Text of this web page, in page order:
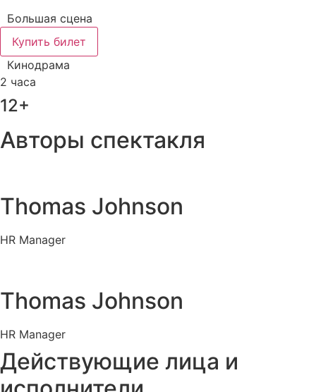
Большая сцена
Купить билет
Кинодрама
2 часа
12+
Авторы спектакля
Thomas Johnson
HR Manager
Thomas Johnson
HR Manager
Действующие лица и